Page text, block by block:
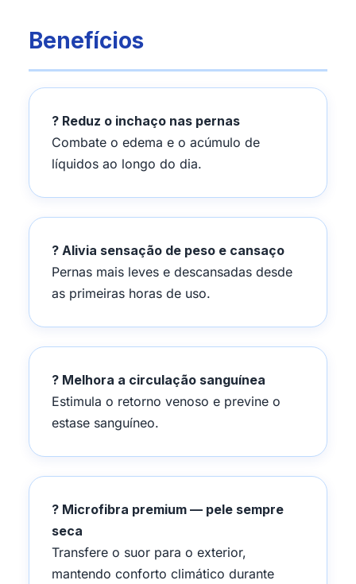
Benefícios
? Reduz o inchaço nas pernas
Combate o edema e o acúmulo de
líquidos ao longo do dia.
? Alivia sensação de peso e cansaço
Pernas mais leves e descansadas desde
as primeiras horas de uso.
? Melhora a circulação sanguínea
Estimula o retorno venoso e previne o
estase sanguíneo.
? Microfibra premium — pele sempre
seca
Transfere o suor para o exterior,
mantendo conforto climático durante